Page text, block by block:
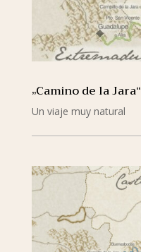
„Camino de la Jara“
Un viaje muy natural